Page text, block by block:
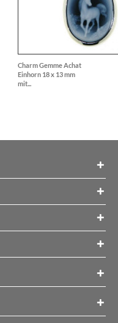
Charm Gemme Achat
Einhorn 18 x 13 mm
mit...